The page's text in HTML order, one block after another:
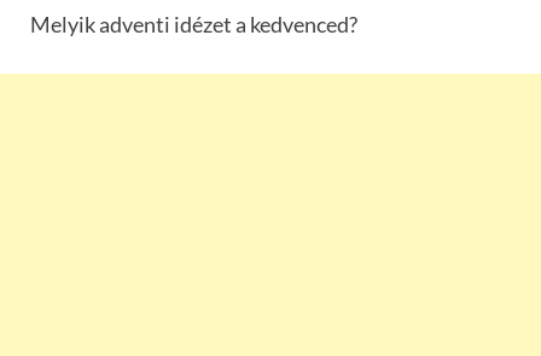
Melyik adventi idézet a kedvenced?